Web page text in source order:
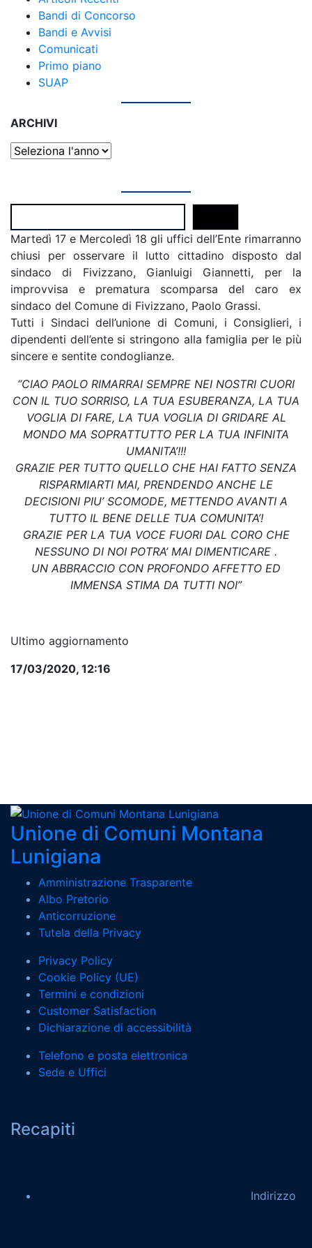
Bandi di Concorso
Bandi e Avvisi
Comunicati
Primo piano
SUAP
ARCHIVI
Archivi
Martedì 17 e Mercoledì 18 gli uffici dell’Ente rimarranno
chiusi per osservare il lutto cittadino disposto dal
sindaco di Fivizzano, Gianluigi Giannetti, per la
improvvisa e prematura scomparsa del caro ex
sindaco del Comune di Fivizzano, Paolo Grassi.
Tutti i Sindaci dell’unione di Comuni, i Consiglieri, i
dipendenti dell’ente si stringono alla famiglia per le più
sincere e sentite condoglianze.
“CIAO PAOLO RIMARRAI SEMPRE NEI NOSTRI CUORI
CON IL TUO SORRISO, LA TUA ESUBERANZA, LA TUA
VOGLIA DI FARE, LA TUA VOGLIA DI GRIDARE AL
MONDO MA SOPRATTUTTO PER LA TUA INFINITA
UMANITA’!!!
GRAZIE PER TUTTO QUELLO CHE HAI FATTO SENZA
RISPARMIARTI MAI, PRENDENDO ANCHE LE
DECISIONI PIU’ SCOMODE, METTENDO AVANTI A
TUTTO IL BENE DELLE TUA COMUNITA’!
GRAZIE PER LA TUA VOCE FUORI DAL CORO CHE
NESSUNO DI NOI POTRA’ MAI DIMENTICARE .
UN ABBRACCIO CON PROFONDO AFFETTO ED
IMMENSA STIMA DA TUTTI NOI”
Ultimo aggiornamento
17/03/2020, 12:16
Unione di Comuni Montana
Lunigiana
Amministrazione Trasparente
Albo Pretorio
Anticorruzione
Tutela della Privacy
Privacy Policy
Cookie Policy (UE)
Termini e condizioni
Customer Satisfaction
Dichiarazione di accessibilità
Telefono e posta elettronica
Sede e Uffici
Recapiti
Indirizzo